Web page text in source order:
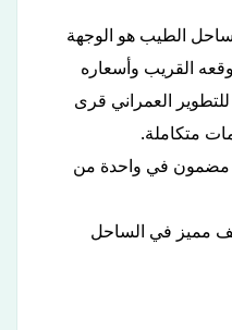
الطيب هو الوجهة
2026 بفضل موقعه القريب وأسعاره
العمراني قرى
متكاملة.
مضمون في واحدة من
مميز في الساحل